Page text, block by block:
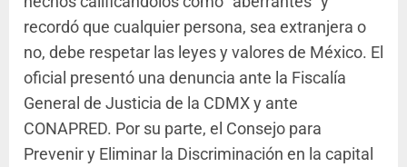
recordó que cualquier persona, sea extranjera o
no, debe respetar las leyes y valores de México. El
oficial presentó una denuncia ante la Fiscalía
General de Justicia de la CDMX y ante
CONAPRED. Por su parte, el Consejo para
Prevenir y Eliminar la Discriminación en la capital